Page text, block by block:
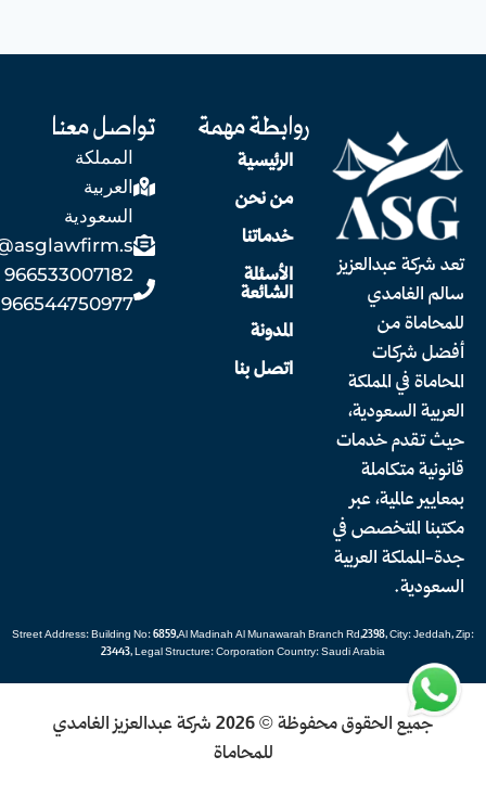
تعد شركة عبدالعزيز
سالم الغامدي
للمحاماة من
أفضل شركات
المحاماة في المملكة
العربية السعودية،
حيث تقدم خدمات
قانونية متكاملة
بمعايير عالمية، عبر
مكتبنا المتخصص في
جدة-المملكة العربية
السعودية.
روابطة مهمة
الرئيسية
من نحن
خدماتنا
الأسئلة
الشائعة
المدونة
اتصل بنا
تواصل معنا
المملكة
العربية
السعودية
966533007182
966544750977
Street Address: Building No: 6859,Al Madinah Al Munawarah Branch Rd,2398, City: Jeddah, Zip:
23443, Legal Structure: Corporation Country: Saudi Arabia
جميع الحقوق محفوظة © 2026 شركة عبدالعزيز الغامدي
للمحاماة